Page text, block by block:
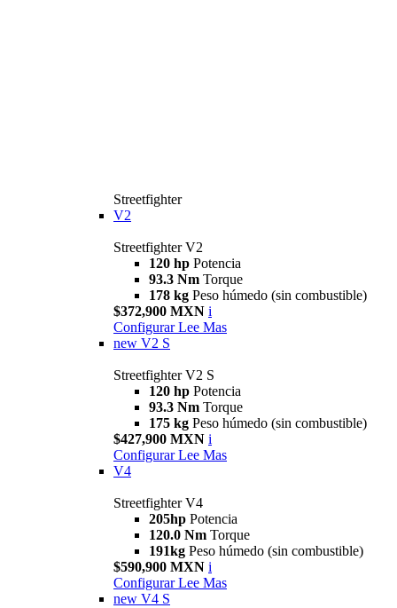
Streetfighter
V2
Streetfighter V2
120 hp Potencia
93.3 Nm Torque
178 kg Peso húmedo (sin combustible)
$372,900 MXN i
Configurar Lee Mas
new V2 S
Streetfighter V2 S
120 hp Potencia
93.3 Nm Torque
175 kg Peso húmedo (sin combustible)
$427,900 MXN i
Configurar Lee Mas
V4
Streetfighter V4
205hp Potencia
120.0 Nm Torque
191kg Peso húmedo (sin combustible)
$590,900 MXN i
Configurar Lee Mas
new V4 S